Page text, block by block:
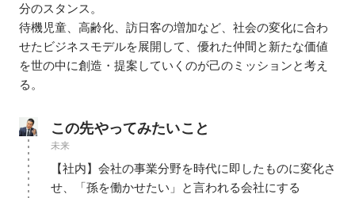
分のスタンス。
待機児童、高齢化、訪日客の増加など、社会の変化に合わ
せたビジネスモデルを展開して、優れた仲間と新たな価値
を世の中に創造・提案していくのが己のミッションと考え
る。
この先やってみたいこと
未来
【社内】会社の事業分野を時代に即したものに変化さ
せ、「孫を働かせたい」と言われる会社にする